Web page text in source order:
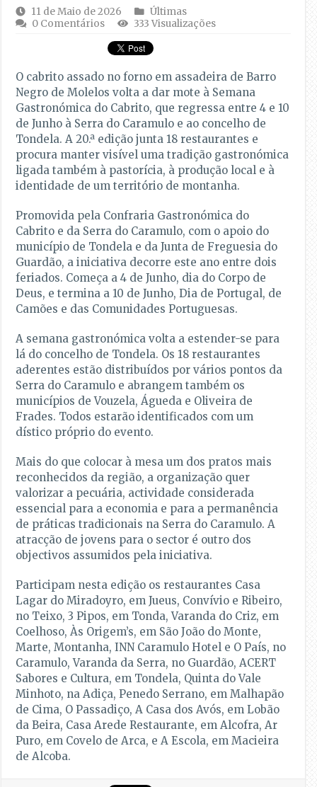
11 de Maio de 2026
Últimas
0 Comentários
333 Visualizações
O cabrito assado no forno em assadeira de Barro
Negro de Molelos volta a dar mote à Semana
Gastronómica do Cabrito, que regressa entre 4 e 10
de Junho à Serra do Caramulo e ao concelho de
Tondela. A 20.ª edição junta 18 restaurantes e
procura manter visível uma tradição gastronómica
ligada também à pastorícia, à produção local e à
identidade de um território de montanha.
Promovida pela Confraria Gastronómica do
Cabrito e da Serra do Caramulo, com o apoio do
município de Tondela e da Junta de Freguesia do
Guardão, a iniciativa decorre este ano entre dois
feriados. Começa a 4 de Junho, dia do Corpo de
Deus, e termina a 10 de Junho, Dia de Portugal, de
Camões e das Comunidades Portuguesas.
A semana gastronómica volta a estender-se para
lá do concelho de Tondela. Os 18 restaurantes
aderentes estão distribuídos por vários pontos da
Serra do Caramulo e abrangem também os
municípios de Vouzela, Águeda e Oliveira de
Frades. Todos estarão identificados com um
dístico próprio do evento.
Mais do que colocar à mesa um dos pratos mais
reconhecidos da região, a organização quer
valorizar a pecuária, actividade considerada
essencial para a economia e para a permanência
de práticas tradicionais na Serra do Caramulo. A
atracção de jovens para o sector é outro dos
objectivos assumidos pela iniciativa.
Participam nesta edição os restaurantes Casa
Lagar do Miradoyro, em Jueus, Convívio e Ribeiro,
no Teixo, 3 Pipos, em Tonda, Varanda do Criz, em
Coelhoso, Às Origem’s, em São João do Monte,
Marte, Montanha, INN Caramulo Hotel e O País, no
Caramulo, Varanda da Serra, no Guardão, ACERT
Sabores e Cultura, em Tondela, Quinta do Vale
Minhoto, na Adiça, Penedo Serrano, em Malhapão
de Cima, O Passadiço, A Casa dos Avós, em Lobão
da Beira, Casa Arede Restaurante, em Alcofra, Ar
Puro, em Covelo de Arca, e A Escola, em Macieira
de Alcoba.